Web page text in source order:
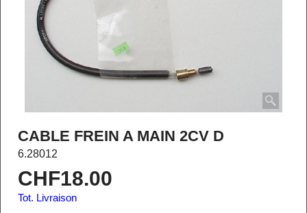
CABLE FREIN A MAIN 2CV D
6.28012
CHF18.00
Tot. Livraison